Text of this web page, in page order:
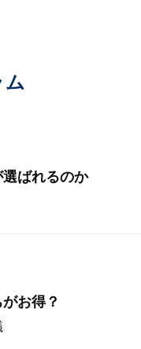
ばれるのか
お得？